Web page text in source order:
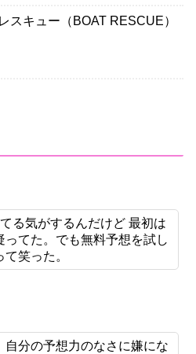
スキュー（BOAT RESCUE）
る気がするんだけど 最初は
ってた。でも無料予想を試し
笑った。
自分の予想力のなさに嫌にな